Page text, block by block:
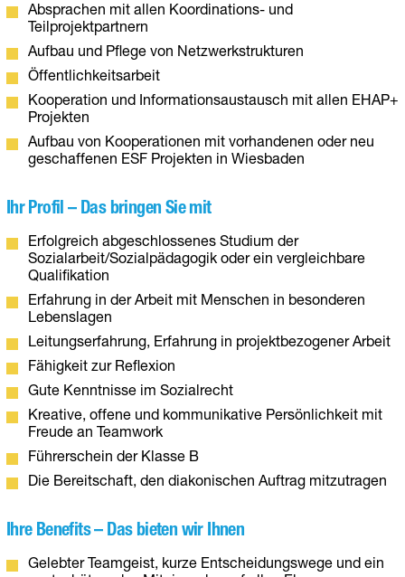
Absprachen mit allen Koordinations- und
Teilprojektpartnern
Aufbau und Pflege von Netzwerkstrukturen
Öffentlichkeitsarbeit
Kooperation und Informationsaustausch mit allen EHAP+
Projekten
Aufbau von Kooperationen mit vorhandenen oder neu
geschaffenen ESF Projekten in Wiesbaden
Ihr Profil – Das bringen Sie mit
Erfolgreich abgeschlossenes Studium der
Sozialarbeit/Sozialpädagogik oder ein vergleichbare
Qualifikation
Erfahrung in der Arbeit mit Menschen in besonderen
Lebenslagen
Leitungserfahrung, Erfahrung in projektbezogener Arbeit
Fähigkeit zur Reflexion
Gute Kenntnisse im Sozialrecht
Kreative, offene und kommunikative Persönlichkeit mit
Freude an Teamwork
Führerschein der Klasse B
Die Bereitschaft, den diakonischen Auftrag mitzutragen
Ihre Benefits – Das bieten wir Ihnen
Gelebter Teamgeist, kurze Entscheidungswege und ein